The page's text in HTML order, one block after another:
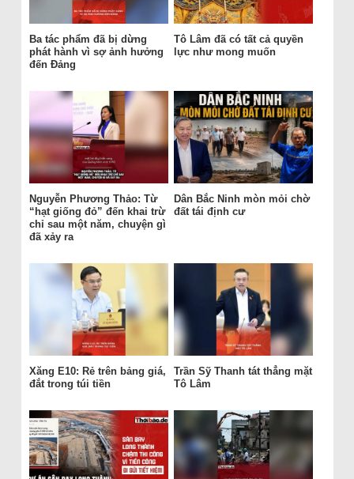
Ba tác phẩm đã bị dừng
phát hành vì sợ ảnh hưởng
đến Đảng
Tô Lâm đã có tất cả quyền
lực như mong muốn
Nguyễn Phương Thảo: Từ
“hạt giống đỏ” đến khai trừ
chỉ sau một năm, chuyện gì
đã xảy ra
Dân Bắc Ninh mòn mỏi chờ
đất tái định cư
Xăng E10: Rẻ trên bảng giá,
đắt trong túi tiền
Trần Sỹ Thanh tát thẳng mặt
Tô Lâm